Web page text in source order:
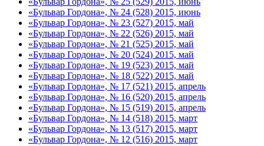
«Бульвар Гордона», № 24 (528) 2015, июнь
«Бульвар Гордона», № 23 (527) 2015, май
«Бульвар Гордона», № 22 (526) 2015, май
«Бульвар Гордона», № 21 (525) 2015, май
«Бульвар Гордона», № 20 (524) 2015, май
«Бульвар Гордона», № 19 (523) 2015, май
«Бульвар Гордона», № 18 (522) 2015, май
«Бульвар Гордона», № 17 (521) 2015, апрель
«Бульвар Гордона», № 16 (520) 2015, апрель
«Бульвар Гордона», № 15 (519) 2015, апрель
«Бульвар Гордона», № 14 (518) 2015, март
«Бульвар Гордона», № 13 (517) 2015, март
«Бульвар Гордона», № 12 (516) 2015, март